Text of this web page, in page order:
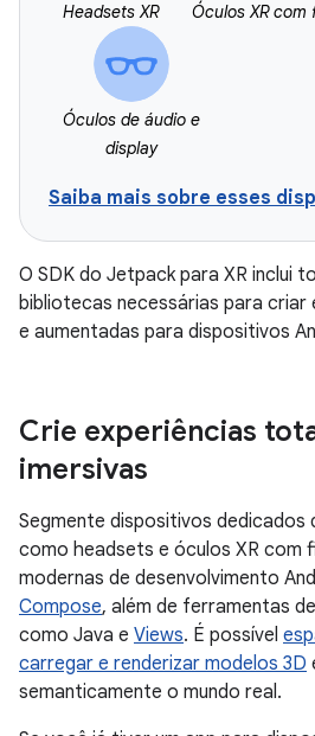
Headsets XR Óculos XR com
Óculos de áudio e
display
Saiba mais sobre esses
O SDK do Jetpack para XR inclui
bibliotecas necessárias para criar
e aumentadas para dispositivos
Crie experiências
imersivas
Segmente dispositivos dedicados
como headsets e óculos XR com
modernas de desenvolvimento
Compose, além de ferramentas
como Java e Views. É possível
carregar e renderizar modelos 3D
semanticamente o mundo real.